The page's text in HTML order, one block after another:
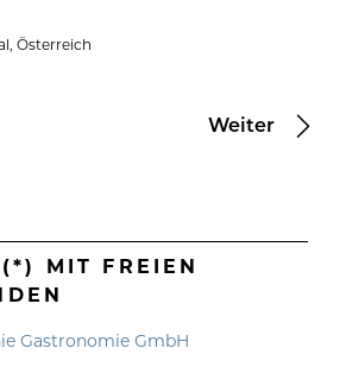
Österreich
Weiter
MIT FREIEN
Gastronomie GmbH